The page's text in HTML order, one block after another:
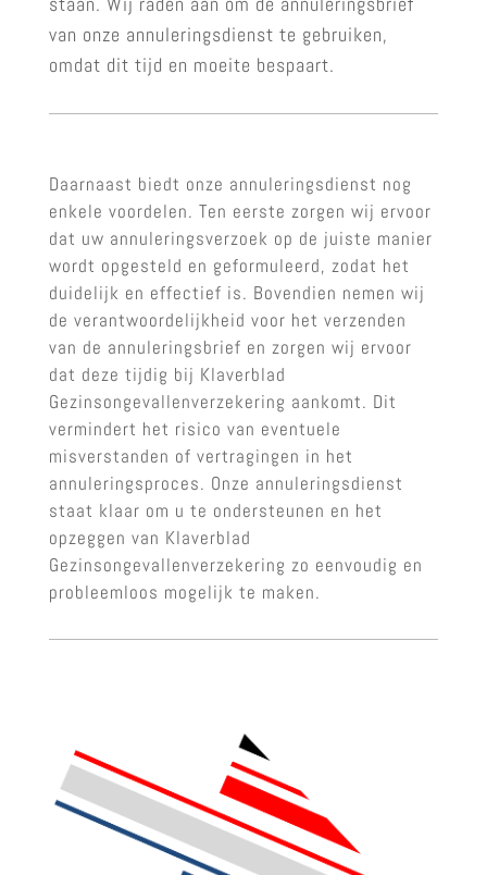
van onze annuleringsdienst te gebruiken,
omdat dit tijd en moeite bespaart.
Daarnaast biedt onze annuleringsdienst nog
enkele voordelen. Ten eerste zorgen wij ervoor
dat uw annuleringsverzoek op de juiste manier
wordt opgesteld en geformuleerd, zodat het
duidelijk en effectief is. Bovendien nemen wij
de verantwoordelijkheid voor het verzenden
van de annuleringsbrief en zorgen wij ervoor
dat deze tijdig bij Klaverblad
Gezinsongevallenverzekering aankomt. Dit
vermindert het risico van eventuele
misverstanden of vertragingen in het
annuleringsproces. Onze annuleringsdienst
staat klaar om u te ondersteunen en het
opzeggen van Klaverblad
Gezinsongevallenverzekering zo eenvoudig en
probleemloos mogelijk te maken.